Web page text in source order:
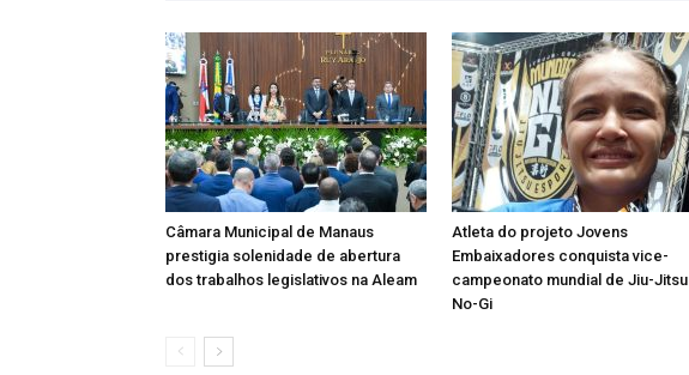
Câmara Municipal de Manaus
prestigia solenidade de abertura
dos trabalhos legislativos na Aleam
Atleta do projeto Jovens
Embaixadores conquista vice-
campeonato mundial de Jiu-Jitsu
No-Gi